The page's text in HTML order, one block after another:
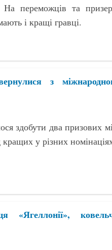
На переможців та
і кращі гравці.
з
здобути два призових
кращих у різних
«Ягеллонії»,